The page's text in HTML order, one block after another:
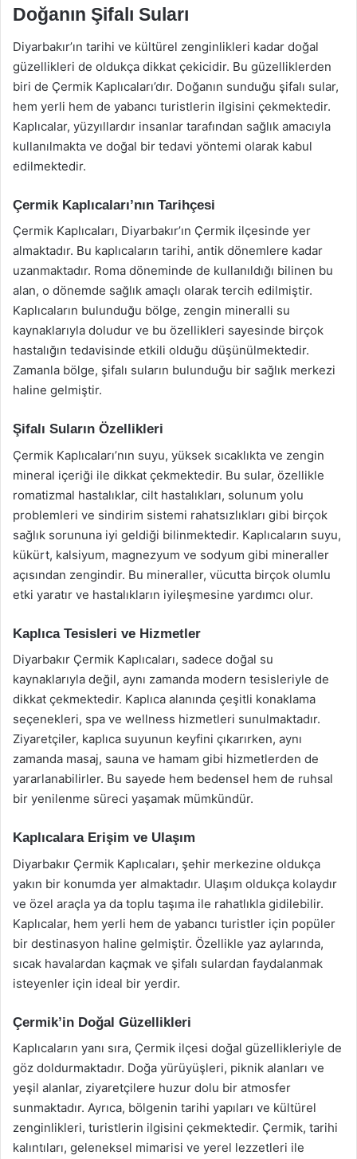
Doğanın Şifalı Suları
Diyarbakır’ın tarihi ve kültürel zenginlikleri kadar doğal
güzellikleri de oldukça dikkat çekicidir. Bu güzelliklerden
biri de Çermik Kaplıcaları’dır. Doğanın sunduğu şifalı sular,
hem yerli hem de yabancı turistlerin ilgisini çekmektedir.
Kaplıcalar, yüzyıllardır insanlar tarafından sağlık amacıyla
kullanılmakta ve doğal bir tedavi yöntemi olarak kabul
edilmektedir.
Çermik Kaplıcaları’nın Tarihçesi
Çermik Kaplıcaları, Diyarbakır’ın Çermik ilçesinde yer
almaktadır. Bu kaplıcaların tarihi, antik dönemlere kadar
uzanmaktadır. Roma döneminde de kullanıldığı bilinen bu
alan, o dönemde sağlık amaçlı olarak tercih edilmiştir.
Kaplıcaların bulunduğu bölge, zengin mineralli su
kaynaklarıyla doludur ve bu özellikleri sayesinde birçok
hastalığın tedavisinde etkili olduğu düşünülmektedir.
Zamanla bölge, şifalı suların bulunduğu bir sağlık merkezi
haline gelmiştir.
Şifalı Suların Özellikleri
Çermik Kaplıcaları’nın suyu, yüksek sıcaklıkta ve zengin
mineral içeriği ile dikkat çekmektedir. Bu sular, özellikle
romatizmal hastalıklar, cilt hastalıkları, solunum yolu
problemleri ve sindirim sistemi rahatsızlıkları gibi birçok
sağlık sorununa iyi geldiği bilinmektedir. Kaplıcaların suyu,
kükürt, kalsiyum, magnezyum ve sodyum gibi mineraller
açısından zengindir. Bu mineraller, vücutta birçok olumlu
etki yaratır ve hastalıkların iyileşmesine yardımcı olur.
Kaplıca Tesisleri ve Hizmetler
Diyarbakır Çermik Kaplıcaları, sadece doğal su
kaynaklarıyla değil, aynı zamanda modern tesisleriyle de
dikkat çekmektedir. Kaplıca alanında çeşitli konaklama
seçenekleri, spa ve wellness hizmetleri sunulmaktadır.
Ziyaretçiler, kaplıca suyunun keyfini çıkarırken, aynı
zamanda masaj, sauna ve hamam gibi hizmetlerden de
yararlanabilirler. Bu sayede hem bedensel hem de ruhsal
bir yenilenme süreci yaşamak mümkündür.
Kaplıcalara Erişim ve Ulaşım
Diyarbakır Çermik Kaplıcaları, şehir merkezine oldukça
yakın bir konumda yer almaktadır. Ulaşım oldukça kolaydır
ve özel araçla ya da toplu taşıma ile rahatlıkla gidilebilir.
Kaplıcalar, hem yerli hem de yabancı turistler için popüler
bir destinasyon haline gelmiştir. Özellikle yaz aylarında,
sıcak havalardan kaçmak ve şifalı sulardan faydalanmak
isteyenler için ideal bir yerdir.
Çermik’in Doğal Güzellikleri
Kaplıcaların yanı sıra, Çermik ilçesi doğal güzellikleriyle de
göz doldurmaktadır. Doğa yürüyüşleri, piknik alanları ve
yeşil alanlar, ziyaretçilere huzur dolu bir atmosfer
sunmaktadır. Ayrıca, bölgenin tarihi yapıları ve kültürel
zenginlikleri, turistlerin ilgisini çekmektedir. Çermik, tarihi
kalıntıları, geleneksel mimarisi ve yerel lezzetleri ile